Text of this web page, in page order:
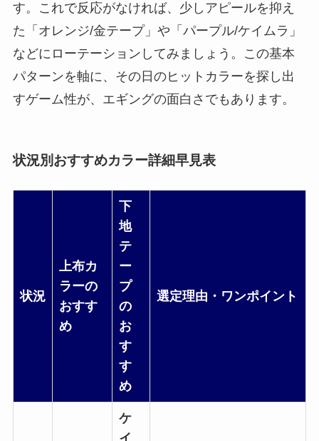
す。これで反応がなければ、少しアピールを抑え
た「オレンジ/金テープ」や「パープル/ケイムラ」
などにローテーションしてみましょう。この基本
パターンを軸に、その日のヒットカラーを探し出
すゲーム性が、エギングの面白さでもあります。
状況別おすすめカラー詳細早見表
状況
上布カ
ラーの
おすす
め
下
地
テ
ー
プ
の
お
す
す
め
選定理由・ワンポイント
ケ